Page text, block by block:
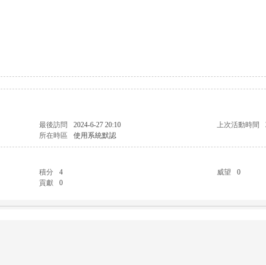
最後訪問 2024-6-27 20:10 上次活動時間
所在時區 使用系統默認
積分 4 威望
0
貢獻 0